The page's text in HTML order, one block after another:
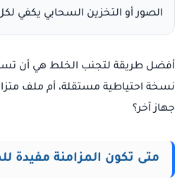
الصور أو التخزين السحابي يكفي لكل
أفضل طريقة لتجنب الخلط هي أن
نسخة احتياطية مستقلة، أم ملف
جهاز آخر؟
متى تكون المزامنة مفيدة